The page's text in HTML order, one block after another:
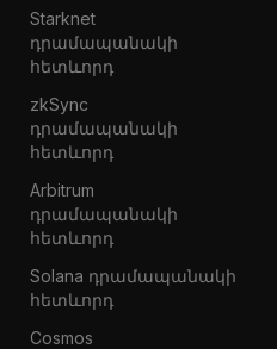
Starknet
դրամապանակի
հետևորդ
zkSync
դրամապանակի
հետևորդ
Arbitrum
դրամապանակի
հետևորդ
Solana դրամապանակի
հետևորդ
Cosmos